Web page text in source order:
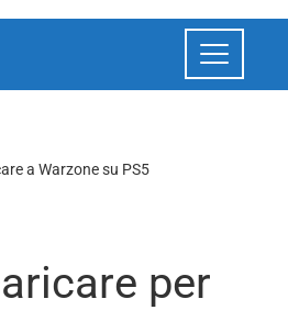
a Warzone su PS5
per